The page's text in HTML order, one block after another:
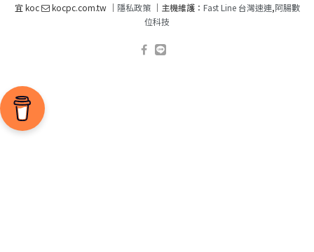
宜 koc
kocpc.com.tw ｜ 隱私政策｜主機維護： Fast Line 台灣速連,阿腸數
位科技